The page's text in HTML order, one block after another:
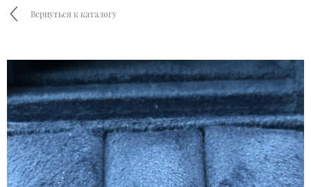
Вернуться к каталогу